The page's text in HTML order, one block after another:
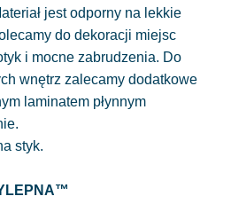
jest odporny na lekkie
do dekoracji miejsc
i mocne zabrudzenia. Do
wnętrz zalecamy dodatkowe
laminatem płynnym
styk.